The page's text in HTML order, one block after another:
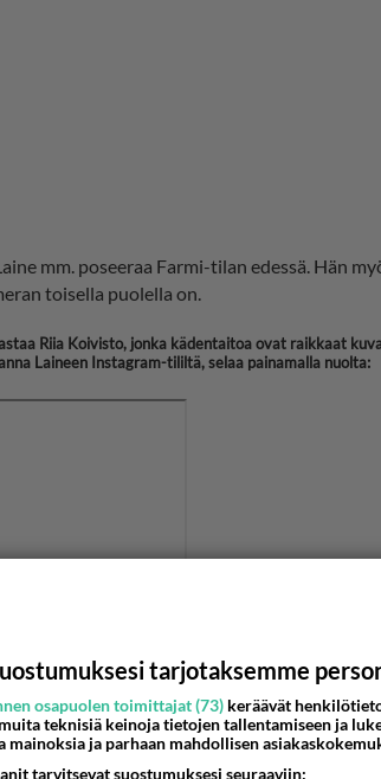
mm. poseeraa Farmi-tilan edessä. Hän
toisella puolella on.
Riia Koivisto, jonka kädentaitoa ovat raikkaat
Laineen Instagram-tililtä, selaa painamalla nuolta:
tarjotaksemme
osapuolen toimittajat (73) keräävät
teknisiä keinoja tietojen tallentamiseen ja
ja parhaan mahdollisen
tarvitsevat suostumuksesi seuraaviin: